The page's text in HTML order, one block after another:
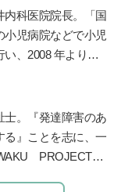
中。フォロワー5.
では、マネしやす
ノ選び情報を発信
内科医院院長。「国
小児病院などで小児
、2008 年より現
・中学校の校医も
。
『発達障害のあ
る』ことを志に、一
PROJECT